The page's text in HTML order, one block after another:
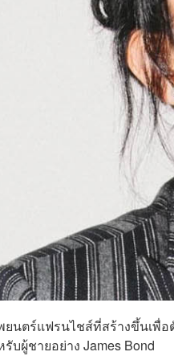
นตร์แฟรนไชส์ที่สร้างขึ้นเพื่
ผู้ชายอย่าง James Bond